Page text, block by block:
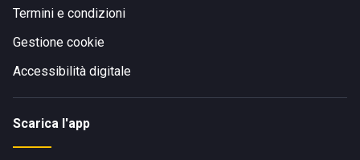
Termini e condizioni
Gestione cookie
Accessibilità digitale
Scarica l'app